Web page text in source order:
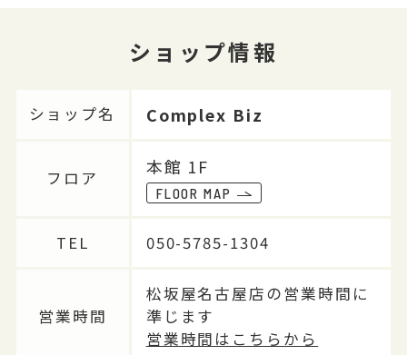
ショップ情報
ショップ名 Complex Biz
フロア
本館 1F
FLOOR MAP
TEL 050-5785-1304
営業時間
松坂屋名古屋店の営業時間に
準じます
営業時間はこちらから